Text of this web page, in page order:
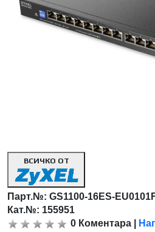
ВСИЧКО ОТ
Парт.№:GS1100-16ES-
Кат.№: 155951
0 Коментара